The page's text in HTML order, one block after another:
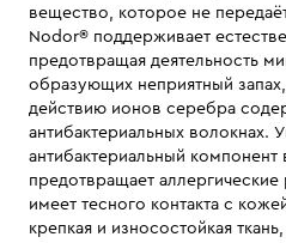
вещество, которое не
Nodor® поддерживает
предотвращая деятельность
образующих неприятный
действию ионов серебра
антибактериальных волокнах.
антибактериальный
предотвращает
имеет тесного контакта с
крепкая и износостойкая